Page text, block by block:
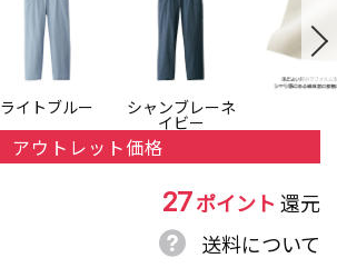
ライトブルー シャンブレーネ
イビー
アウトレット価格
27ポイント 還元
送料について